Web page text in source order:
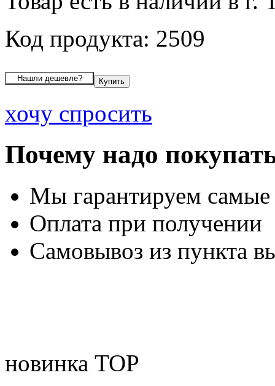
Код продукта: 2509
хочу спросить
Почему надо
Мы гарантируем
Оплата при получении
Самовывоз из пункта
новинка TOP